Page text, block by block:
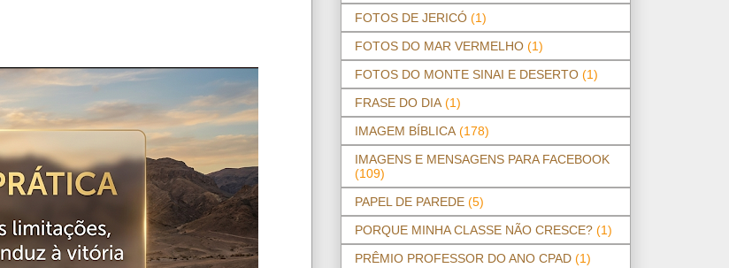
FOTOS DE JERICÓ (1)
FOTOS DO MAR VERMELHO (1)
FOTOS DO MONTE SINAI E DESERTO (1)
FRASE DO DIA (1)
IMAGEM BÍBLICA (178)
IMAGENS E MENSAGENS PARA FACEBOOK
(109)
PAPEL DE PAREDE (5)
PORQUE MINHA CLASSE NÃO CRESCE? (1)
PRÊMIO PROFESSOR DO ANO CPAD (1)